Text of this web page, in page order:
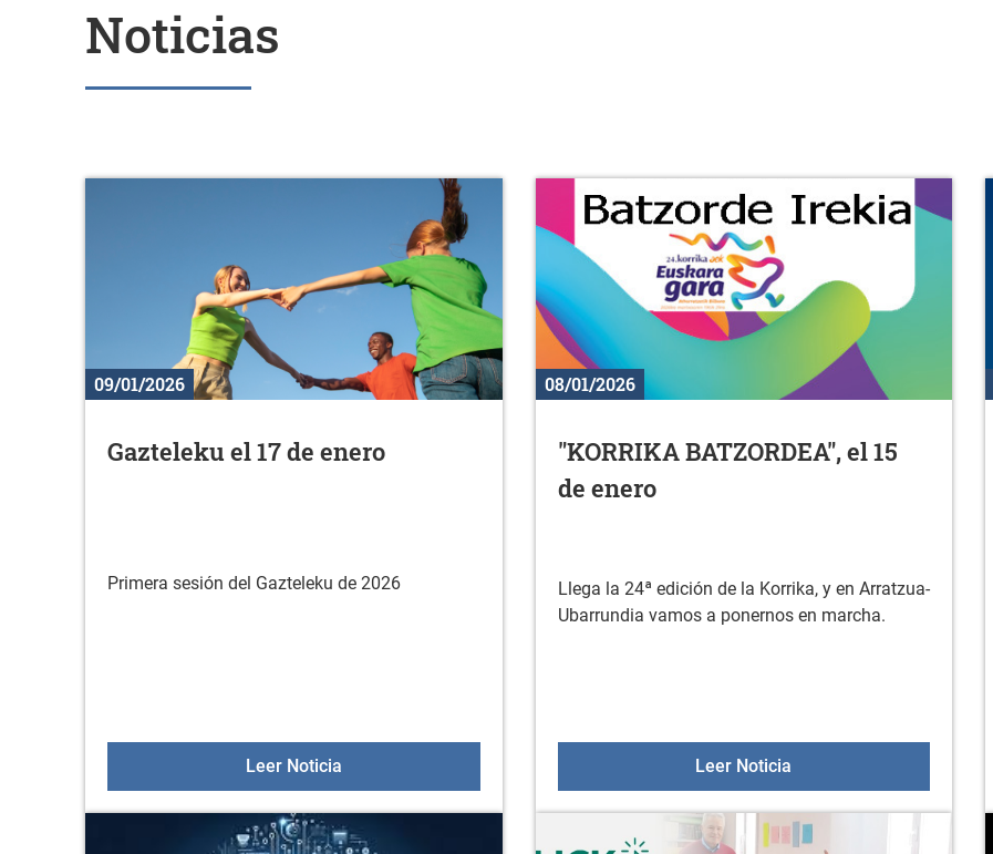
Noticias
09/01/2026
Gazteleku el 17 de enero
Primera sesión del Gazteleku de 2026
Leer NoticiaGazteleku el 17 de enero
08/01/2026
"KORRIKA BATZORDEA", el 15
de enero
Llega la 24ª edición de la Korrika, y en Arratzua-
Ubarrundia vamos a ponernos en marcha.
Leer Noticia